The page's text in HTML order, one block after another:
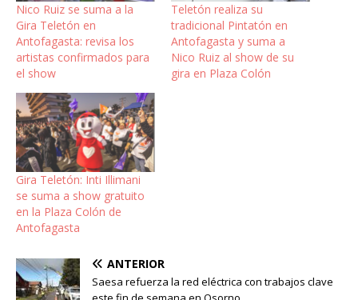
Nico Ruiz se suma a la
Gira Teletón en
Antofagasta: revisa los
artistas confirmados para
el show
Teletón realiza su
tradicional Pintatón en
Antofagasta y suma a
Nico Ruiz al show de su
gira en Plaza Colón
Gira Teletón: Inti Illimani
se suma a show gratuito
en la Plaza Colón de
Antofagasta
ANTERIOR
Saesa refuerza la red eléctrica con trabajos clave